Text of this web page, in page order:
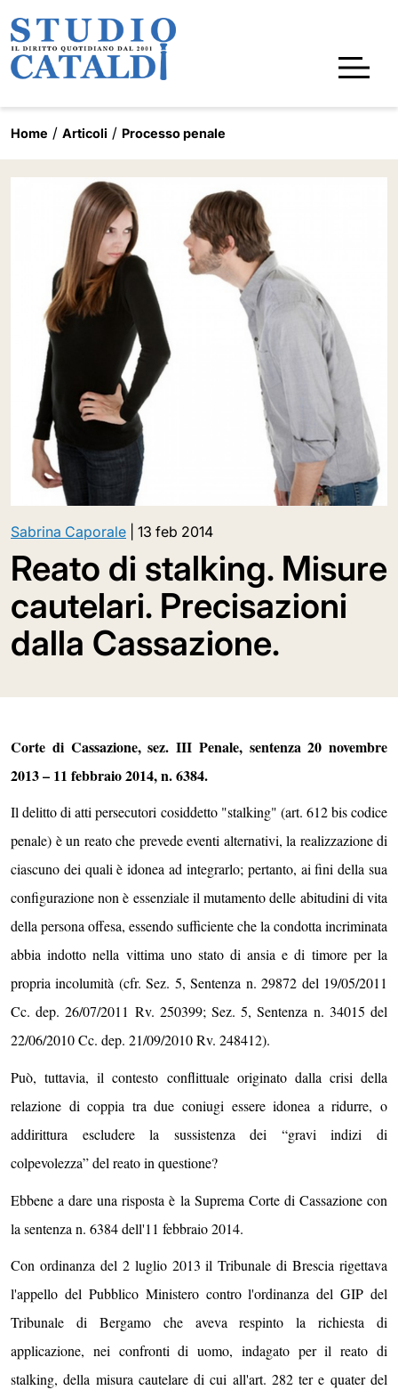
Home Articoli Processo penale
Sabrina Caporale 13 feb 2014
Reato di stalking. Misure
cautelari. Precisazioni
dalla Cassazione.
Corte di Cassazione, sez. III Penale, sentenza 20 novembre
2013 – 11 febbraio 2014, n. 6384.
Il delitto di atti persecutori cosiddetto "stalking" (art. 612 bis codice
penale) è un reato che prevede eventi alternativi, la realizzazione di
ciascuno dei quali è idonea ad integrarlo; pertanto, ai fini della sua
configurazione non è essenziale il mutamento delle abitudini di vita
della persona offesa, essendo sufficiente che la condotta incriminata
abbia indotto nella vittima uno stato di ansia e di timore per la
propria incolumità (cfr. Sez. 5, Sentenza n. 29872 del 19/05/2011
Cc. dep. 26/07/2011 Rv. 250399; Sez. 5, Sentenza n. 34015 del
22/06/2010 Cc. dep. 21/09/2010 Rv. 248412).
Può, tuttavia, il contesto conflittuale originato dalla crisi della
relazione di coppia tra due coniugi essere idonea a ridurre, o
addirittura escludere la sussistenza dei “gravi indizi di
colpevolezza” del reato in questione?
Ebbene a dare una risposta è la Suprema Corte di Cassazione con
la sentenza n. 6384 dell'11 febbraio 2014.
Con ordinanza del 2 luglio 2013 il Tribunale di Brescia rigettava
l'appello del Pubblico Ministero contro l'ordinanza del GIP del
Tribunale di Bergamo che aveva respinto la richiesta di
applicazione, nei confronti di uomo, indagato per il reato di
stalking, della misura cautelare di cui all'art. 282 ter e quater del